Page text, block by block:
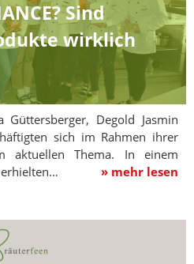
Sind
wirklich
Güttersberger, Degold Jasmin
sich im Rahmen ihrer
aktuellen Thema. In einem
» mehr lesen